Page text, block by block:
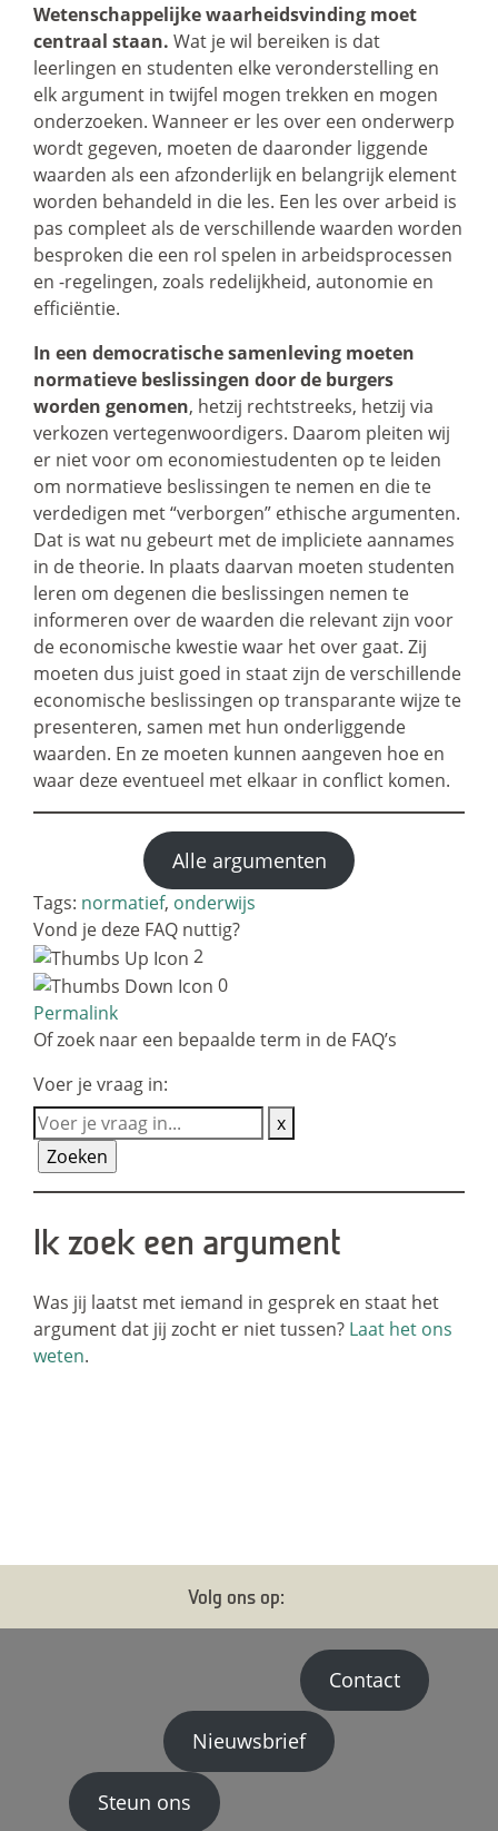
Wetenschappelijke waarheidsvinding moet
centraal staan. Wat je wil bereiken is dat
leerlingen en studenten elke veronderstelling en
elk argument in twijfel mogen trekken en mogen
onderzoeken. Wanneer er les over een onderwerp
wordt gegeven, moeten de daaronder liggende
waarden als een afzonderlijk en belangrijk element
worden behandeld in die les. Een les over arbeid is
pas compleet als de verschillende waarden worden
besproken die een rol spelen in arbeidsprocessen
en -regelingen, zoals redelijkheid, autonomie en
efficiëntie.
In een democratische samenleving moeten
normatieve beslissingen door de burgers
worden genomen, hetzij rechtstreeks, hetzij via
verkozen vertegenwoordigers. Daarom pleiten wij
er niet voor om economiestudenten op te leiden
om normatieve beslissingen te nemen en die te
verdedigen met “verborgen” ethische argumenten.
Dat is wat nu gebeurt met de impliciete aannames
in de theorie. In plaats daarvan moeten studenten
leren om degenen die beslissingen nemen te
informeren over de waarden die relevant zijn voor
de economische kwestie waar het over gaat. Zij
moeten dus juist goed in staat zijn de verschillende
economische beslissingen op transparante wijze te
presenteren, samen met hun onderliggende
waarden. En ze moeten kunnen aangeven hoe en
waar deze eventueel met elkaar in conflict komen.
Alle argumenten
Tags: normatief, onderwijs
Vond je deze FAQ nuttig?
2
0
Permalink
Of zoek naar een bepaalde term in de FAQ’s
Voer je vraag in:
x
Ik zoek een argument
Was jij laatst met iemand in gesprek en staat het
argument dat jij zocht er niet tussen? Laat het ons
weten.
Volg ons op:
Contact
Nieuwsbrief
Steun ons